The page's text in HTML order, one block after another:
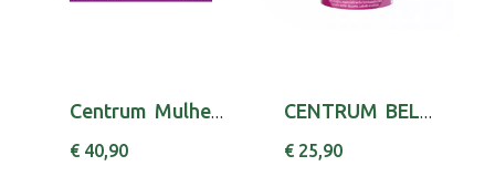
Centrum Mulher Comp Rev X 90 comps
€ 40,90
CENTRUM BELEZA COLAGENIO CAPS X30 ZINCO (OXID...
€ 25,90